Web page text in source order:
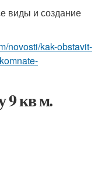
виды и создание
novosti/kak-obstavit-
9 кв м.